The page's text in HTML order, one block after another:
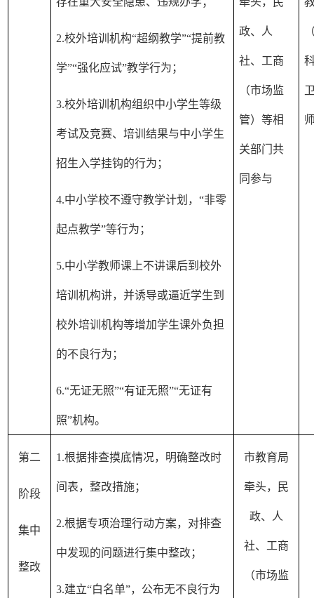
2.校外培训机构“超纲教学”“提前教
学”“强化应试”教学行为；
3.校外培训机构组织中小学生等级
考试及竞赛、培训结果与中小学生
招生入学挂钩的行为；
4.中小学校不遵守教学计划，“非零
起点教学”等行为；
5.中小学教师课上不讲课后到校外
培训机构讲，并诱导或逼近学生到
校外培训机构等增加学生课外负担
的不良行为；
6.“无证无照”“有证无照”“无证有
照”机构。
政、人
社、工商
（市场监
管）等相
关部门共
同参与
第二
阶段
集中
整改
1.根据排查摸底情况，明确整改时
间表，整改措施；
2.根据专项治理行动方案，对排查
中发现的问题进行集中整改；
3.建立“白名单”，公布无不良行为
市教育局
牵头，民
政、人
社、工商
（市场监